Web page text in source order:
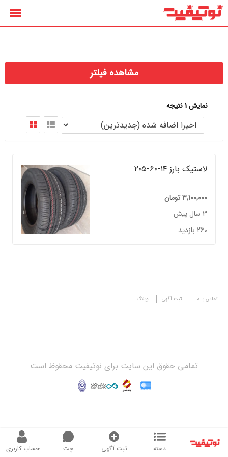
پرش
دسته ثبت آگهی چت حساب کاربری
مشاهده فیلتر
نمایش 1 نتیجه
لاستیک بارز ۱۴-۶۰-۲۰۵
3,100,000تومان
3 سال پیش
260 بازدید
تماس با ما ثبت آگهی وبلاگ
تمامی حقوق این سایت برای نوتیفیت محقوظ است